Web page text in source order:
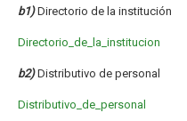
b1)Directorio de la institución
Directorio_de_la_institucion
b2)Distributivo de personal
Distributivo_de_personal